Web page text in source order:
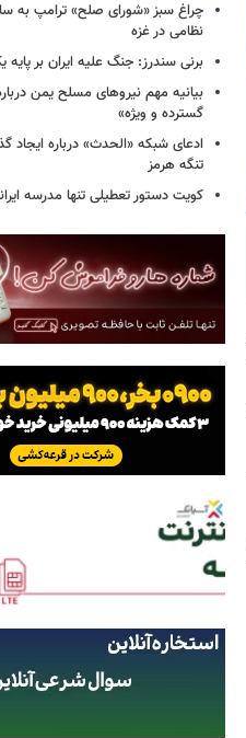
چراغ سبز «شورای صلح» ترامپ به
نظامی در غزه
برنی سندرز: جنگ علیه ایران بر
بیانیه مهم نیروهای مسلح یمن
گسترده و ویژه»
ادعای شبکه «الحدث» درباره ایجاد
تنگه هرمز
کویت دستور تعطیلی تنها مدرسه